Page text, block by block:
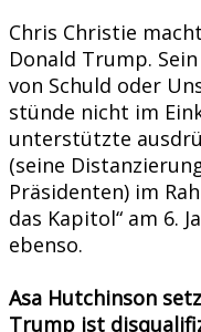
Chris Christie
Donald Trump.
von Schuld oder
stünde nicht im
unterstützte
(seine
Präsidenten) im
das Kapitol“ am 6.
ebenso.
Asa Hutchinson
Trump ist